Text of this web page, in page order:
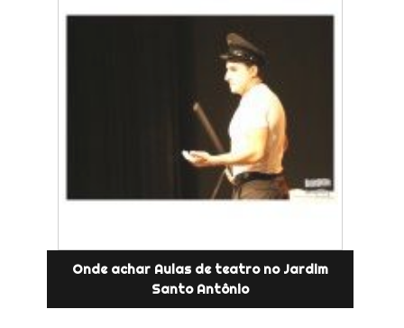
Onde achar Aulas de teatro no Jardim
Santo Antônio